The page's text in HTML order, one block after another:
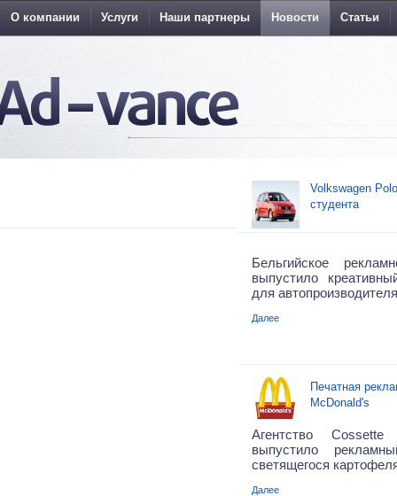
О компании Услуги Наши партнеры Новости Статьи
Volkswagen
студента
Бельгийское
выпустило
для
Далее
Печатная
McDonald's
Агентство
выпустило
светящегося
Далее